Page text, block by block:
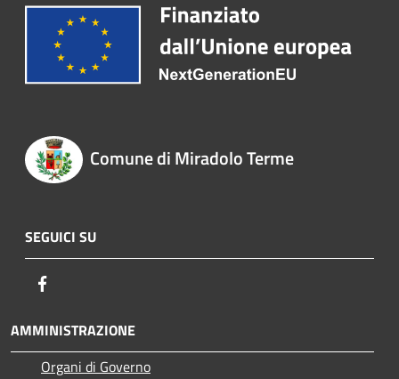
Comune di Miradolo Terme
SEGUICI SU
AMMINISTRAZIONE
Organi di Governo